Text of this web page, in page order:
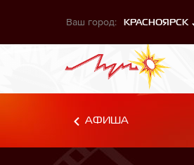
Ваш город: КРАСНОЯРСК
АФИША